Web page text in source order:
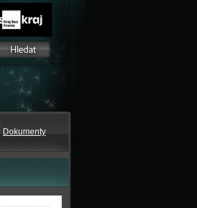
Dokumenty